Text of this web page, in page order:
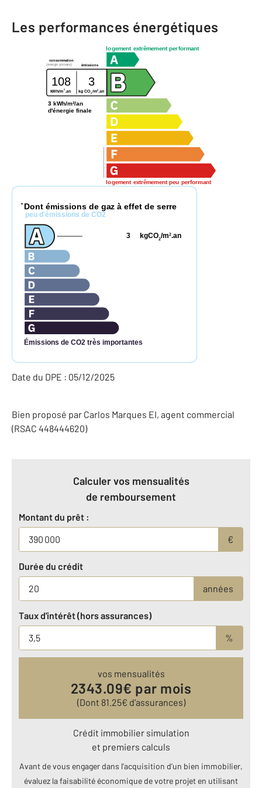
Les performances énergétiques
logement extrêmement performant
logement extrêmement peu performant
consommation
émissions
(énergie primaire)
108 3
kWh/m 2.an kg CO2/m2.an
3 kWh/m²/an
d'énergie finale
* Dont émissions de gaz à effet de serre
peu d'émissions de CO2
Émissions de CO2 très importantes
kgCO2/m2.an
3
Date du DPE : 05/12/2025
Bien proposé par Carlos Marques EI, agent commercial
(RSAC 448444620)
Calculer vos mensualités
de remboursement
Montant du prêt :
€
Durée du crédit
années
Taux d'intérêt (hors assurances)
%
vos mensualités
2343.09€ par mois
(Dont 81.25€ d’assurances)
Crédit immobilier simulation
et premiers calculs
Avant de vous engager dans l’acquisition d’un bien immobilier,
évaluez la faisabilité économique de votre projet en utilisant